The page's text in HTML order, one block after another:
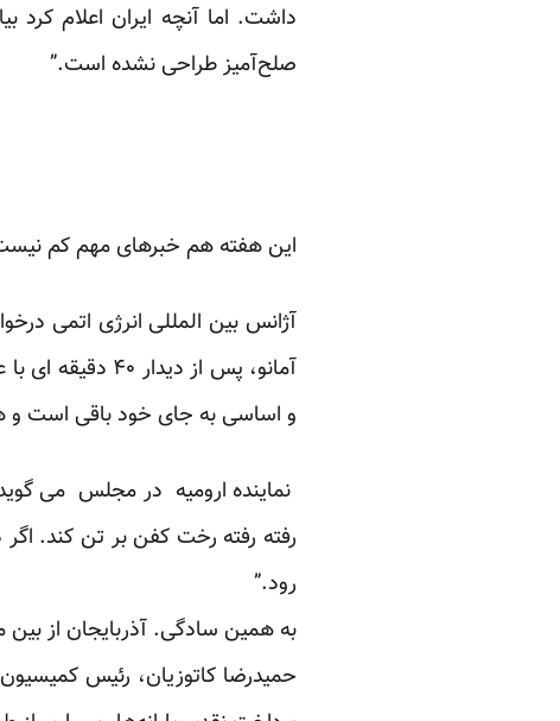
داشت. اما آنچه ایران اعلام کرد
صلح‌آمیز طراحی نشده است.”
این هفته هم خبرهای مهم کم
آژانس بین المللی انرژی اتمی
آمانو، پس از
و اساسی به جای خود باقی است و
نماینده ارومیه در مجلس می
رفته رفته رخت کفن بر تن کند.
رود.”
به همین سادگی. آذربایجان از
حمیدرضا کاتوزیان، رئیس